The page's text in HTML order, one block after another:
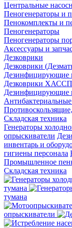
Центральные
Пеногенераторы и
Пенокомплекты и
Пеногенераторы
Пеногенераторы
Аксессуары и
Дезковрики
Дезковрики
Дезинфицирующие
Дезковрики ХАССП
Дезинфицирующие
Складская техника
Генераторы
опрыскиватели
инвентарь и
гигиены персонала
Промышленное
Складская техника
тумана
тумана
опрыскиватели